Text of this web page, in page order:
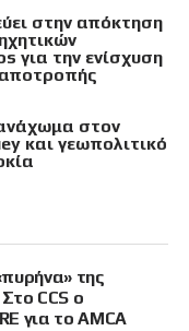
στην απόκτηση
για την ενίσχυση
αποτροπής
στον
και γεωπολιτικό
της
CCS ο
για το AMCA